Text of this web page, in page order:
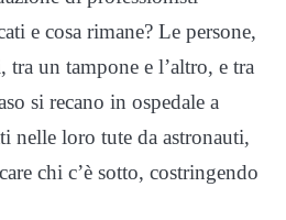
e cosa rimane? Le persone,
un tampone e l’altro, e tra
si recano in ospedale a
nelle loro tute da astronauti,
chi c’è sotto, costringendo